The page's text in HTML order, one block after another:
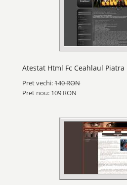
Atestat Html Fc Ceahlaul
Pret vechi:140 RON
Pret nou: 109 RON